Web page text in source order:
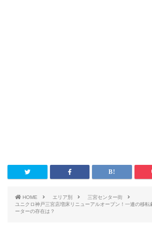
HOME エリア別
三宮センター街
ユニクロ神戸三宮店増床リニューアルオープン！一連の移転
ーターの存在は？